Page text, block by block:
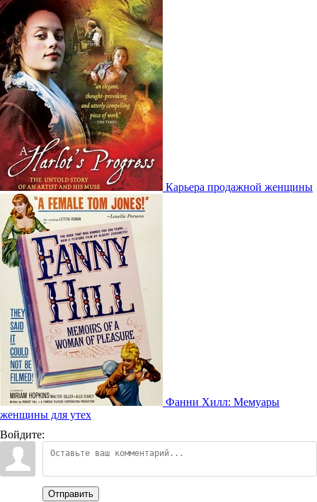
Карьера продажной женщины
Фанни Хилл: Мемуары
женщины для утех
Войдите:
Отправить